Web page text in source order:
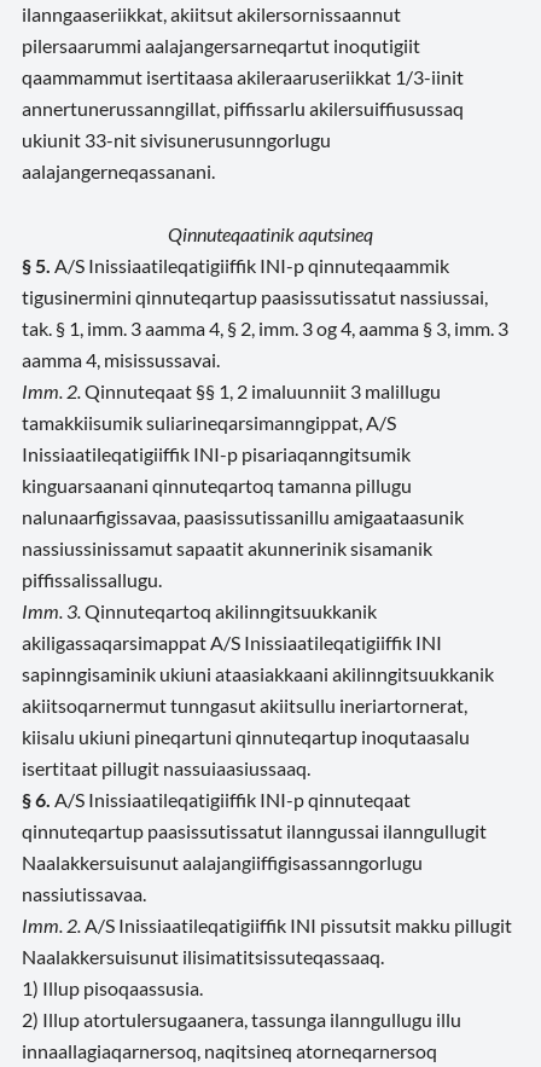
ilanngaaseriikkat, akiitsut akilersornissaannut
pilersaarummi aalajangersarneqartut inoqutigiit
qaammammut isertitaasa akileraaruseriikkat 1/3-iinit
annertunerussanngillat, piffissarlu akilersuiffiusussaq
ukiunit 33-nit sivisunerusunngorlugu
aalajangerneqassanani.
Qinnuteqaatinik aqutsineq
§ 5. A/S Inissiaatileqatigiiffik INI-p qinnuteqaammik
tigusinermini qinnuteqartup paasissutissatut nassiussai,
tak. § 1, imm. 3 aamma 4, § 2, imm. 3 og 4, aamma § 3, imm. 3
aamma 4, misissussavai.
Imm. 2. Qinnuteqaat §§ 1, 2 imaluunniit 3 malillugu
tamakkiisumik suliarineqarsimanngippat, A/S
Inissiaatileqatigiiffik INI-p pisariaqanngitsumik
kinguarsaanani qinnuteqartoq tamanna pillugu
nalunaarfigissavaa, paasissutissanillu amigaataasunik
nassiussinissamut sapaatit akunnerinik sisamanik
piffissalissallugu.
Imm. 3. Qinnuteqartoq akilinngitsuukkanik
akiligassaqarsimappat A/S Inissiaatileqatigiiffik INI
sapinngisaminik ukiuni ataasiakkaani akilinngitsuukkanik
akiitsoqarnermut tunngasut akiitsullu ineriartornerat,
kiisalu ukiuni pineqartuni qinnuteqartup inoqutaasalu
isertitaat pillugit nassuiaasiussaaq.
§ 6. A/S Inissiaatileqatigiiffik INI-p qinnuteqaat
qinnuteqartup paasissutissatut ilanngussai ilanngullugit
Naalakkersuisunut aalajangiiffigisassanngorlugu
nassiutissavaa.
Imm. 2. A/S Inissiaatileqatigiiffik INI pissutsit makku pillugit
Naalakkersuisunut ilisimatitsissuteqassaaq.
1) Illup pisoqaassusia.
2) Illup atortulersugaanera, tassunga ilanngullugu illu
innaallagiaqarnersoq, naqitsineq atorneqarnersoq